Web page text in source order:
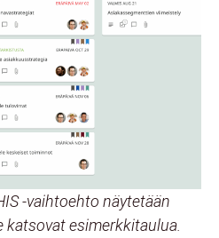
-vaihtoehto näytetään
katsovat esimerkkitaulua.